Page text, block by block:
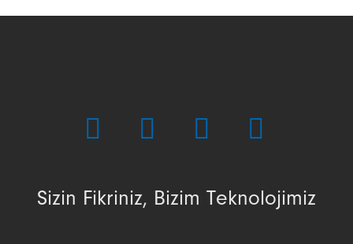
Sizin Fikriniz, Bizim Teknolojimiz